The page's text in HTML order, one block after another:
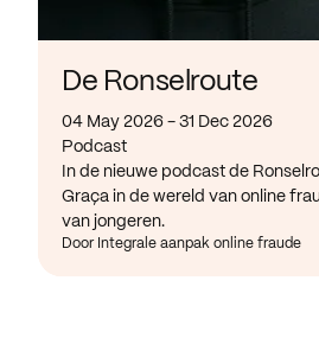
De Ronselroute
04 May 2026 - 31 Dec 2026
Podcast
In de nieuwe podcast de
Graça in de wereld van online
van jongeren.
Door Integrale aanpak online fraude